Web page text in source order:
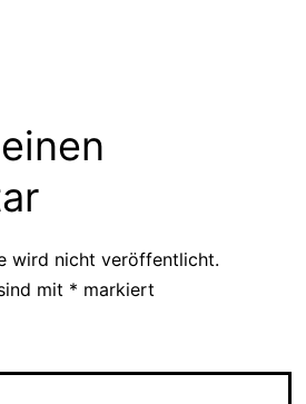
wird nicht veröffentlicht.
mit * markiert